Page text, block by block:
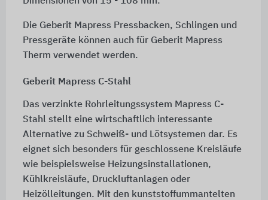
Die Geberit Mapress Pressbacken, Schlingen und
Pressgeräte können auch für Geberit Mapress
Therm verwendet werden.
Geberit Mapress C-Stahl
Das verzinkte Rohrleitungssystem Mapress C-
Stahl stellt eine wirtschaftlich interessante
Alternative zu Schweiß- und Lötsystemen dar. Es
eignet sich besonders für geschlossene Kreisläufe
wie beispielsweise Heizungsinstallationen,
Kühlkreisläufe, Druckluftanlagen oder
Heizölleitungen. Mit den kunststoffummantelten